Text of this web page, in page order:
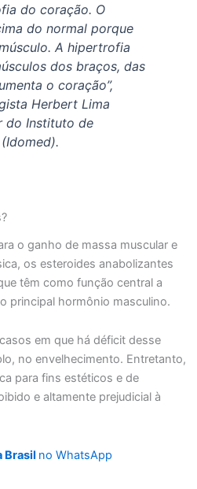
do coração. O
do normal porque
A hipertrofia
dos braços, das
o coração”,
Herbert Lima
do Instituto de
o ganho de massa muscular e
os esteroides anabolizantes
têm como função central a
principal hormônio masculino.
em que há déficit desse
no envelhecimento. Entretanto,
para fins estéticos e de
e altamente prejudicial à
Brasil no WhatsApp